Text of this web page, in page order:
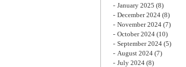
January 2025 (8)
December 2024 (8)
November 2024 (7)
October 2024 (10)
September 2024 (5)
August 2024 (7)
July 2024 (8)